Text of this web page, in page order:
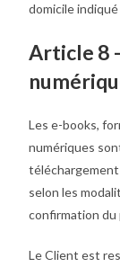
domicile
Article 8
Les e-books,
numériques
téléchargement
selon les
confirmation du
Le Client est